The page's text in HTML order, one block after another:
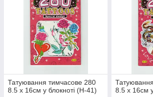
Татуювання тимчасове 280
8.5 х 16см у блокноті (H-41)
8.5 х 16см